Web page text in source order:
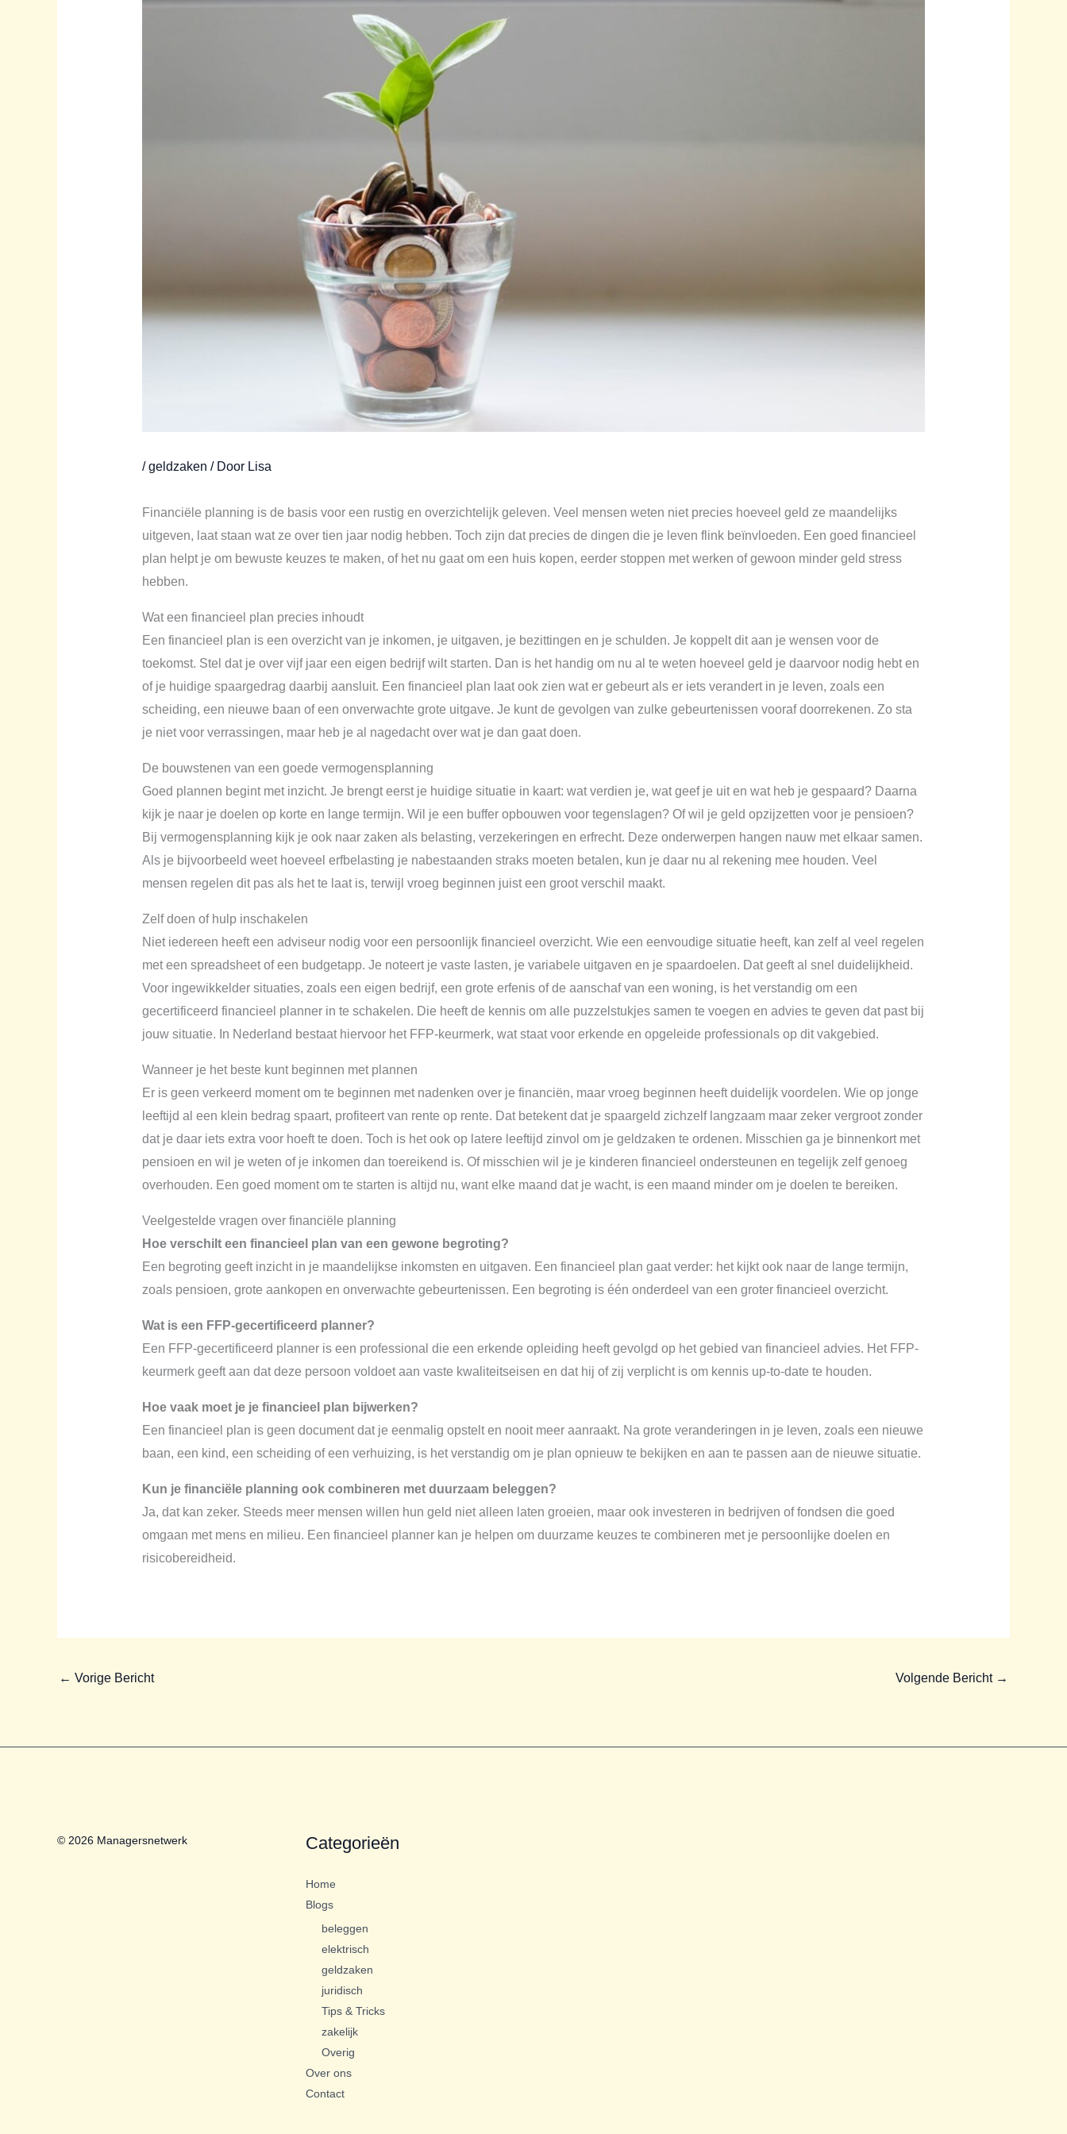
/ geldzaken / Door Lisa
Financiële planning is de basis voor een rustig en overzichtelijk geleven. Veel mensen weten niet precies hoeveel geld ze maandelijks
uitgeven, laat staan wat ze over tien jaar nodig hebben. Toch zijn dat precies de dingen die je leven flink beïnvloeden. Een goed financieel
plan helpt je om bewuste keuzes te maken, of het nu gaat om een huis kopen, eerder stoppen met werken of gewoon minder geld stress
hebben.
Wat een financieel plan precies inhoudt
Een financieel plan is een overzicht van je inkomen, je uitgaven, je bezittingen en je schulden. Je koppelt dit aan je wensen voor de
toekomst. Stel dat je over vijf jaar een eigen bedrijf wilt starten. Dan is het handig om nu al te weten hoeveel geld je daarvoor nodig hebt en
of je huidige spaargedrag daarbij aansluit. Een financieel plan laat ook zien wat er gebeurt als er iets verandert in je leven, zoals een
scheiding, een nieuwe baan of een onverwachte grote uitgave. Je kunt de gevolgen van zulke gebeurtenissen vooraf doorrekenen. Zo sta
je niet voor verrassingen, maar heb je al nagedacht over wat je dan gaat doen.
De bouwstenen van een goede vermogensplanning
Goed plannen begint met inzicht. Je brengt eerst je huidige situatie in kaart: wat verdien je, wat geef je uit en wat heb je gespaard? Daarna
kijk je naar je doelen op korte en lange termijn. Wil je een buffer opbouwen voor tegenslagen? Of wil je geld opzijzetten voor je pensioen?
Bij vermogensplanning kijk je ook naar zaken als belasting, verzekeringen en erfrecht. Deze onderwerpen hangen nauw met elkaar samen.
Als je bijvoorbeeld weet hoeveel erfbelasting je nabestaanden straks moeten betalen, kun je daar nu al rekening mee houden. Veel
mensen regelen dit pas als het te laat is, terwijl vroeg beginnen juist een groot verschil maakt.
Zelf doen of hulp inschakelen
Niet iedereen heeft een adviseur nodig voor een persoonlijk financieel overzicht. Wie een eenvoudige situatie heeft, kan zelf al veel regelen
met een spreadsheet of een budgetapp. Je noteert je vaste lasten, je variabele uitgaven en je spaardoelen. Dat geeft al snel duidelijkheid.
Voor ingewikkelder situaties, zoals een eigen bedrijf, een grote erfenis of de aanschaf van een woning, is het verstandig om een
gecertificeerd financieel planner in te schakelen. Die heeft de kennis om alle puzzelstukjes samen te voegen en advies te geven dat past bij
jouw situatie. In Nederland bestaat hiervoor het FFP-keurmerk, wat staat voor erkende en opgeleide professionals op dit vakgebied.
Wanneer je het beste kunt beginnen met plannen
Er is geen verkeerd moment om te beginnen met nadenken over je financiën, maar vroeg beginnen heeft duidelijk voordelen. Wie op jonge
leeftijd al een klein bedrag spaart, profiteert van rente op rente. Dat betekent dat je spaargeld zichzelf langzaam maar zeker vergroot zonder
dat je daar iets extra voor hoeft te doen. Toch is het ook op latere leeftijd zinvol om je geldzaken te ordenen. Misschien ga je binnenkort met
pensioen en wil je weten of je inkomen dan toereikend is. Of misschien wil je je kinderen financieel ondersteunen en tegelijk zelf genoeg
overhouden. Een goed moment om te starten is altijd nu, want elke maand dat je wacht, is een maand minder om je doelen te bereiken.
Veelgestelde vragen over financiële planning
Hoe verschilt een financieel plan van een gewone begroting?
Een begroting geeft inzicht in je maandelijkse inkomsten en uitgaven. Een financieel plan gaat verder: het kijkt ook naar de lange termijn,
zoals pensioen, grote aankopen en onverwachte gebeurtenissen. Een begroting is één onderdeel van een groter financieel overzicht.
Wat is een FFP-gecertificeerd planner?
Een FFP-gecertificeerd planner is een professional die een erkende opleiding heeft gevolgd op het gebied van financieel advies. Het FFP-
keurmerk geeft aan dat deze persoon voldoet aan vaste kwaliteitseisen en dat hij of zij verplicht is om kennis up-to-date te houden.
Hoe vaak moet je je financieel plan bijwerken?
Een financieel plan is geen document dat je eenmalig opstelt en nooit meer aanraakt. Na grote veranderingen in je leven, zoals een nieuwe
baan, een kind, een scheiding of een verhuizing, is het verstandig om je plan opnieuw te bekijken en aan te passen aan de nieuwe situatie.
Kun je financiële planning ook combineren met duurzaam beleggen?
Ja, dat kan zeker. Steeds meer mensen willen hun geld niet alleen laten groeien, maar ook investeren in bedrijven of fondsen die goed
omgaan met mens en milieu. Een financieel planner kan je helpen om duurzame keuzes te combineren met je persoonlijke doelen en
risicobereidheid.
← Vorige Bericht Volgende Bericht →
© 2026 Managersnetwerk Categorieën
Home
Blogs
beleggen
elektrisch
geldzaken
juridisch
Tips & Tricks
zakelijk
Overig
Over ons
Contact